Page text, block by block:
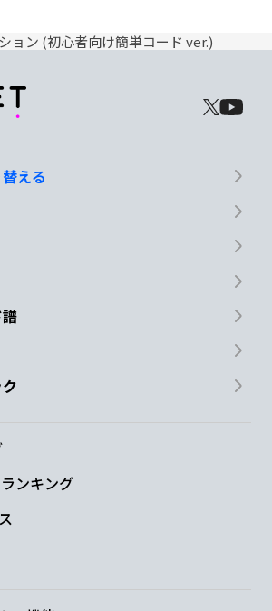
ョン (初心者向け簡単コード ver.)
える
ンキング